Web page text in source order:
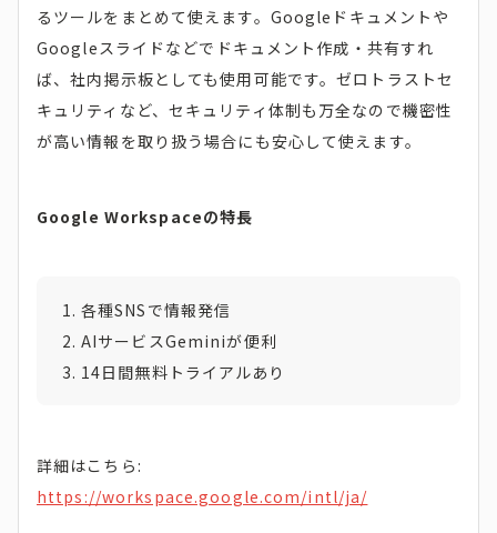
るツールをまとめて使えます。Googleドキュメントや
Googleスライドなどでドキュメント作成・共有すれ
ば、社内掲示板としても使用可能です。ゼロトラストセ
キュリティなど、セキュリティ体制も万全なので機密性
が高い情報を取り扱う場合にも安心して使えます。
Google Workspaceの特長
各種SNSで情報発信
AIサービスGeminiが便利
14日間無料トライアルあり
詳細はこちら:
https://workspace.google.com/intl/ja/